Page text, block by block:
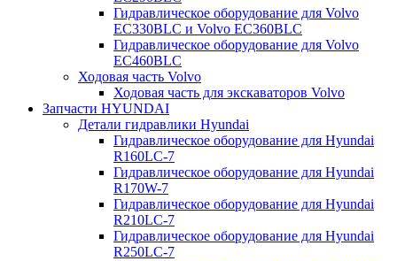
Гидравлическое оборудование для Volvo
EC330BLC и Volvo EC360BLC
Гидравлическое оборудование для Volvo
EC460BLC
Ходовая часть Volvo
Ходовая часть для экскаваторов Volvo
Запчасти HYUNDAI
Детали гидравлики Hyundai
Гидравлическое оборудование для Hyundai
R160LC-7
Гидравлическое оборудование для Hyundai
R170W-7
Гидравлическое оборудование для Hyundai
R210LC-7
Гидравлическое оборудование для Hyundai
R250LC-7